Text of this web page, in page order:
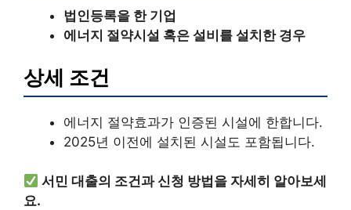
법인등록을 한 기업
에너지 절약시설 혹은 설비를 설치한 경우
상세 조건
에너지 절약효과가 인증된 시설에 한합니다.
2025년 이전에 설치된 시설도 포함됩니다.
서민 대출의 조건과 신청 방법을 자세히 알아보세
요.